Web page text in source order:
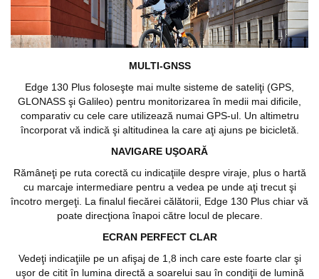
MULTI-GNSS
Edge 130 Plus foloseşte mai multe sisteme de sateliţi (GPS,
GLONASS şi Galileo) pentru monitorizarea în medii mai dificile,
comparativ cu cele care utilizează numai GPS-ul. Un altimetru
încorporat vă indică şi altitudinea la care aţi ajuns pe bicicletă.
NAVIGARE UŞOARĂ
Rămâneţi pe ruta corectă cu indicaţiile despre viraje, plus o hartă
cu marcaje intermediare pentru a vedea pe unde aţi trecut şi
încotro mergeţi. La finalul fiecărei călătorii, Edge 130 Plus chiar vă
poate direcţiona înapoi către locul de plecare.
ECRAN PERFECT CLAR
Vedeţi indicaţiile pe un afişaj de 1,8 inch care este foarte clar şi
uşor de citit în lumina directă a soarelui sau în condiţii de lumină